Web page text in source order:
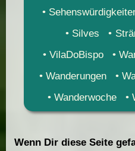
Silves
VilaDoBispo
Wanderungen
Wanderwoche
Wenn Dir diese Seite